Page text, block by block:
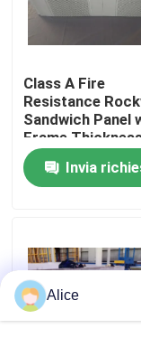
Controllo di
Contattici
Richieda una
strutture
Class A Fire
Resistance
Sandwich Panel
Frame
0.6mm and Max
Length 9000mm
Invia
Alice